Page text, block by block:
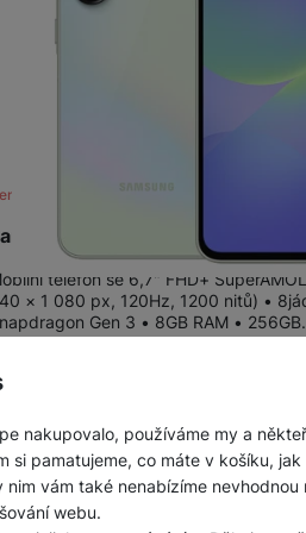
nakupovalo, používáme my a
si pamatujeme, co máte v košíku,
nim vám také nenabízíme
webu.
Galaxy A36 5G
skladem
telefon se 6,7" FHD+
× 1 080 px, 120Hz, 1200 nitů) •
Gen 3 • 8GB RAM •